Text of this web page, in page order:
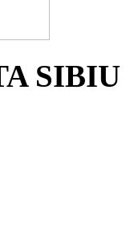
SIBIU